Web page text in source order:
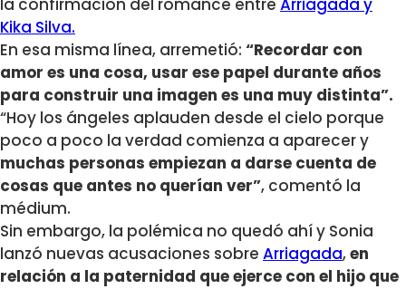
la confirmación del romance entre Arriagada y
Kika Silva.
En esa misma línea, arremetió: “Recordar con
amor es una cosa, usar ese papel durante años
para construir una imagen es una muy distinta”.
“Hoy los ángeles aplauden desde el cielo porque
poco a poco la verdad comienza a aparecer y
muchas personas empiezan a darse cuenta de
cosas que antes no querían ver”, comentó la
médium.
Sin embargo, la polémica no quedó ahí y Sonia
lanzó nuevas acusaciones sobre Arriagada,en
relación a la paternidad que ejerce con el hijo que